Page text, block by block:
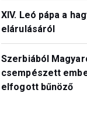
XIV. Leó pápa a
elárulásáról
Szerbiából
csempészett
elfogott bűnöző